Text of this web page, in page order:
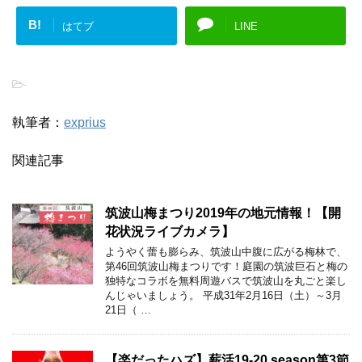
B! はてブ LINE
-
執筆者： exprius
関連記事
筑波山梅まつり2019年の地元情報！【開
花状況ライブカメラ】
ようやく蕾も膨らみ、筑波山中腹に広がる梅林で、
第46回筑波山梅まつりです！庭園の筑波巨石と梅の
独特なコラボを無料周遊バスで筑波山を丸ごと楽し
んじゃいましょう。 平成31年2月16日（土）～3月
21日（ …